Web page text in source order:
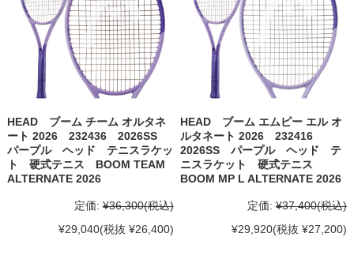
HEAD ブーム チーム オルタネ
ート 2026 232436 2026SS
パープル ヘッド テニスラケッ
ト 硬式テニス BOOM TEAM
ALTERNATE 2026
定価: ¥36,300(税込)
¥29,040(税抜 ¥26,400)
HEAD ブーム エムピー エル オ
ルタネート 2026 232416
2026SS パープル ヘッド テ
ニスラケット 硬式テニス
BOOM MP L ALTERNATE 2026
定価: ¥37,400(税込)
¥29,920(税抜 ¥27,200)